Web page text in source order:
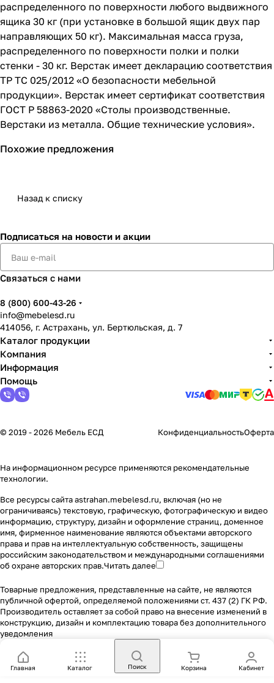
распределенного по поверхности любого выдвижного
ящика 30 кг (при установке в большой ящик двух пар
направляющих 50 кг). Максимальная масса груза,
распределенного по поверхности полки и полки
стенки - 30 кг. Верстак имеет декларацию соответствия
ТР ТС 025/2012 «О безопасности мебельной
продукции». Верстак имеет сертификат соответствия
ГОСТ Р 58863-2020 «Столы производственные.
Верстаки из металла. Общие технические условия».
Похожие предложения
Назад к списку
Подписаться на новости и акции
Связаться с нами
8 (800) 600-43-26
info@mebelesd.ru
414056, г. Астрахань, ул. Бертюльская, д. 7
Каталог продукции
Компания
Информация
Помощь
© 2019 - 2026 Мебель ЕСД КонфиденциальностьОферта
На информационном ресурсе применяются рекомендательные
технологии.
Все ресурсы сайта astrahan.mebelesd.ru, включая (но не
ограничиваясь) текстовую, графическую, фотографическую и видео
информацию, структуру, дизайн и оформление страниц, доменное
имя, фирменное наименование являются объектами авторского
права и прав на интеллектуальную собственность, защищены
российским законодательством и международными соглашениями
об охране авторских прав.Читать далее
Товарные предложения, представленные на сайте, не являются
публичной офертой, определяемой положениями ст. 437 (2) ГК РФ.
Производитель оставляет за собой право на внесение изменений в
конструкцию, дизайн и комплектацию товара без дополнительного
уведомления
Главная Каталог Поиск Корзина Кабинет